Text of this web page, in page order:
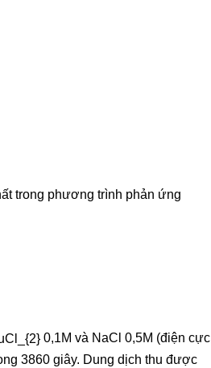
trong phương trình phản ứng
0,1M và NaCl 0,5M (điện cực
3860 giây. Dung dịch thu được